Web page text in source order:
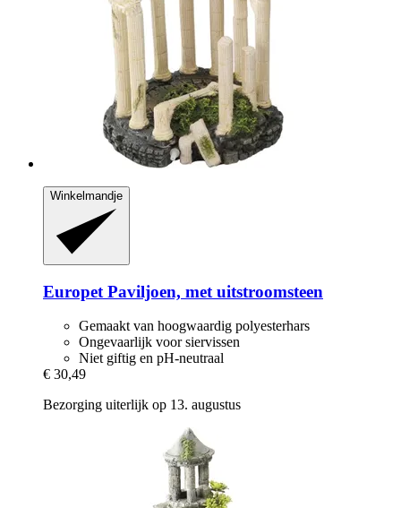
Winkelmandje
Europet Paviljoen, met uitstroomsteen
Gemaakt van hoogwaardig polyesterhars
Ongevaarlijk voor siervissen
Niet giftig en pH-neutraal
€ 30,49
Bezorging uiterlijk op 13. augustus